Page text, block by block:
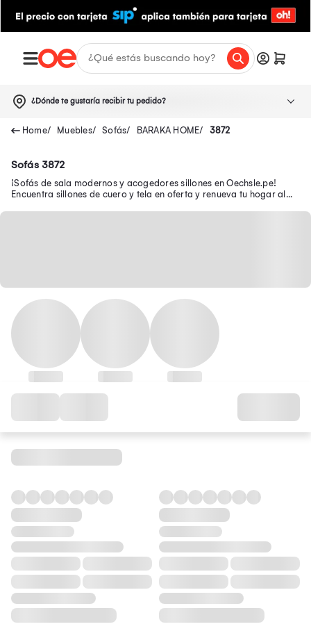
¿Dónde te gustaría recibir tu pedido?
Muebles Sofás BARAKA HOME 3872
Sofás 3872
¡Sofás de sala modernos y acogedores sillones en Oechsle.pe!
Encuentra sillones de cuero y tela en oferta y renueva tu hogar al